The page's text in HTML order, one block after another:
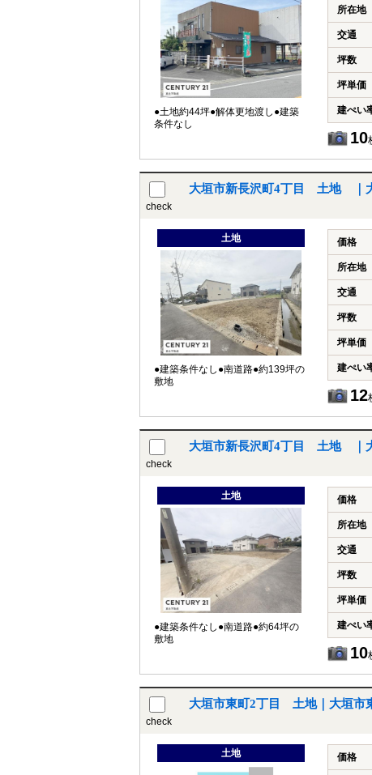
●土地約44坪●解体更地渡し●建築
条件なし
所在地
交通
坪数
坪単価
建ぺい
10
check
大垣市新長沢町4丁目 土地 ｜
土地
●建築条件なし●南道路●約139坪の
敷地
価格
所在地
交通
坪数
坪単価
建ぺい
12
check
大垣市新長沢町4丁目 土地 ｜
土地
●建築条件なし●南道路●約64坪の
敷地
価格
所在地
交通
坪数
坪単価
建ぺい
10
check
大垣市東町2丁目 土地｜大垣市
土地 価格